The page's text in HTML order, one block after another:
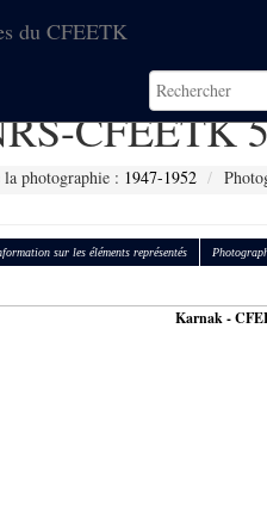
du CFEETK
CFEETK
la photographie : 1947-1952
sur les éléments représentés